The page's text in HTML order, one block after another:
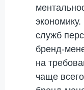
служб
бренд-
на
чаще